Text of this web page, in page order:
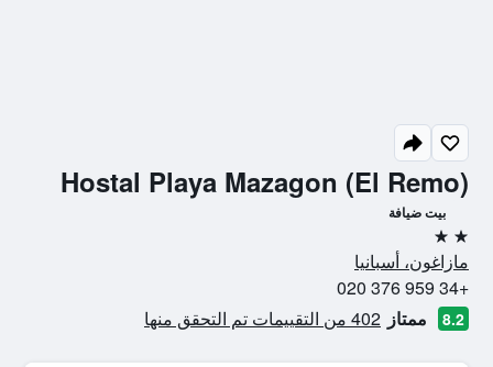
Hostal Playa Mazagon (El Remo)
بيت ضيافة
2 نجمتين
مازاغون، أسبانيا
+34 959 376 020
8.2 ممتاز 402 من التقييمات تم التحقق منها